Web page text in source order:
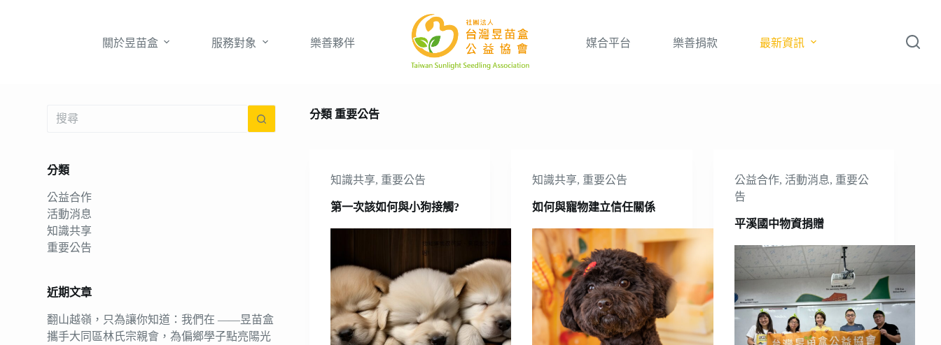
關於昱苗盒 服務對象 樂善夥伴 媒合平台 樂善捐款 最新資訊
分類 重要公告
知識共享, 重要公告
第一次該如何與小狗接觸?
知識共享, 重要公告
如何與寵物建立信任關係
公益合作, 活動消息, 重要公
告
平溪國中物資捐贈
找
符
的
分類
公益合作
活動消息
知識共享
重要公告
近期文章
翻山越嶺，只為讓你知道：我們在 ——昱苗盒
攜手大同區林氏宗親會，為偏鄉學子點亮陽光